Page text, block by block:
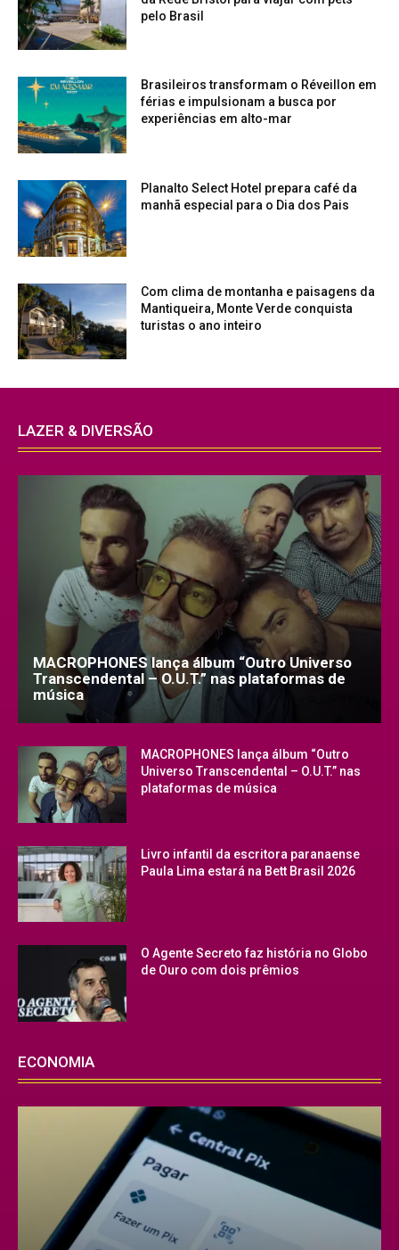
pelo Brasil
Brasileiros transformam o Réveillon em
férias e impulsionam a busca por
experiências em alto-mar
Planalto Select Hotel prepara café da
manhã especial para o Dia dos Pais
Com clima de montanha e paisagens da
Mantiqueira, Monte Verde conquista
turistas o ano inteiro
LAZER & DIVERSÃO
MACROPHONES lança álbum “Outro Universo
Transcendental – O.U.T.” nas plataformas de
música
MACROPHONES lança álbum “Outro
Universo Transcendental – O.U.T.” nas
plataformas de música
Livro infantil da escritora paranaense
Paula Lima estará na Bett Brasil 2026
O Agente Secreto faz história no Globo
de Ouro com dois prêmios
ECONOMIA